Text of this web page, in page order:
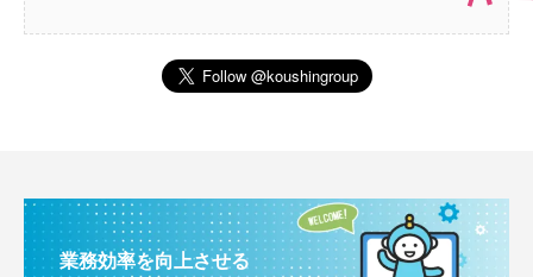
業務効率を向上させる